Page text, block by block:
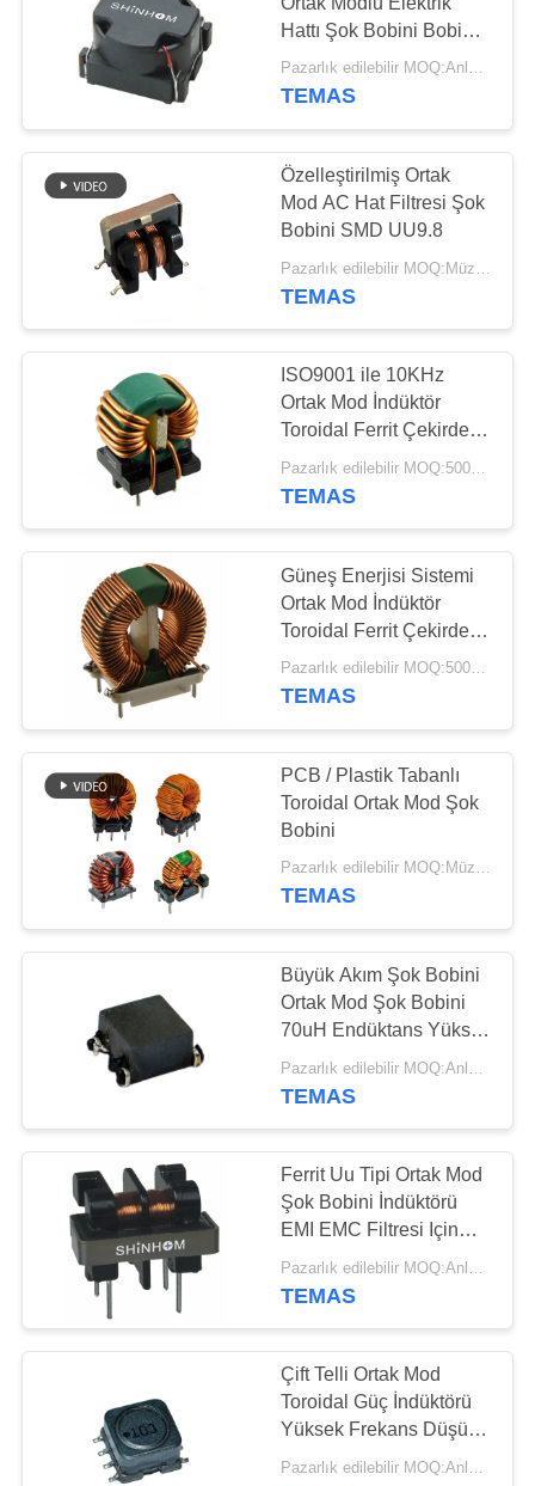
ULAŞIN
HABERLER
DURUMLAR
TEKLIF
HARITASI
PRIVACY
POLICY
Hattı Şok Bobini Bobinli
LCD Ekranlı
Pazarlık edilebilir MOQ:Anlaşma
TEMAS
Özelleştirilmiş Ortak
Mod AC Hat Filtresi Şok
Bobini SMD UU9.8
TEMAS
ISO9001 ile 10KHz
Ortak Mod İndüktör
Toroidal Ferrit Çekirdek
İndüktör
Pazarlık edilebilir MOQ:5000PCS
TEMAS
Güneş Enerjisi Sistemi
Ortak Mod İndüktör
Toroidal Ferrit Çekirdek
İndüktör ISO9001
Pazarlık edilebilir MOQ:5000PCS
TEMAS
PCB / Plastik Tabanlı
Toroidal Ortak Mod Şok
Bobini
Pazarlık edilebilir MOQ:Müzakere
TEMAS
Büyük Akım Şok Bobini
Ortak Mod Şok Bobini
70uH Endüktans Yüksek
Frekans
TEMAS
Ferrit Uu Tipi Ortak Mod
Şok Bobini İndüktörü
EMI EMC Filtresi Için
Yüksek Frekans
Pazarlık edilebilir MOQ:Anlaşma
TEMAS
Çift Telli Ortak Mod
Toroidal Güç İndüktörü
Yüksek Frekans Düşük
Direnç
Pazarlık edilebilir MOQ:Anlaşma